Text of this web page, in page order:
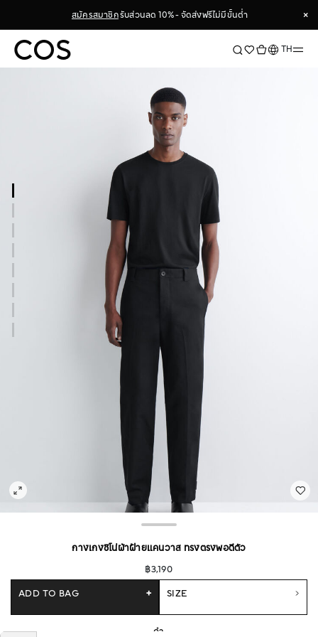
สมัครสมาชิกรับส่วนลด 10% - จัดส่งฟรีไม่มีขั้นต่ำ
×
×
ภาษาTH
กางเกงชิโน่ผ้าฝ้ายแคนวาส ทรงตรงพอดีตัว
฿3,190
SIZE
ADD TO BAG +
ดำ